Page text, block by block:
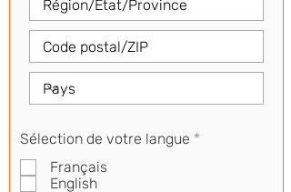
Sélection de votre langue *
Français
English